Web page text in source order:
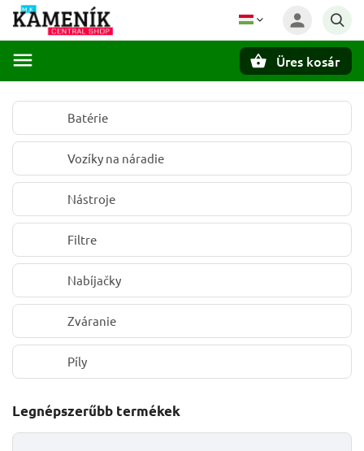
Üres kosár
Batérie
Vozíky na náradie
Nástroje
Filtre
Nabíjačky
Zváranie
Píly
Legnépszerűbb termékek